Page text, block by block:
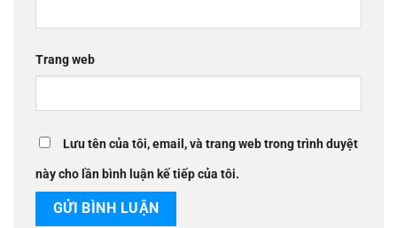
Trang web
Lưu tên của tôi, email, và trang web trong trình duyệt
này cho lần bình luận kế tiếp của tôi.